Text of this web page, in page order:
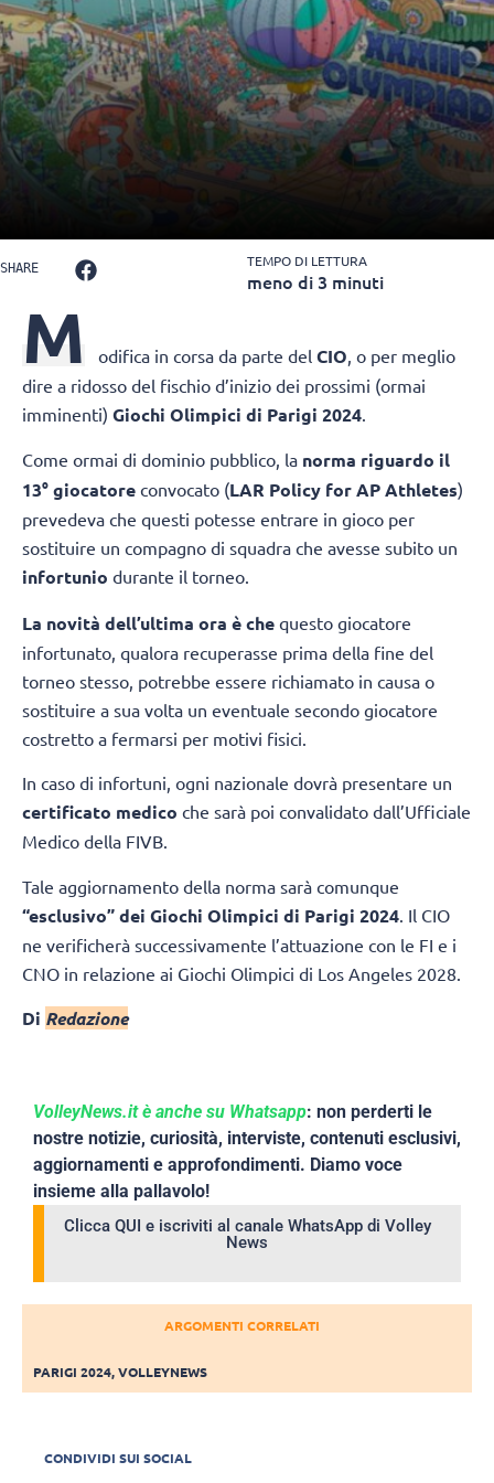
SHARE TEMPO DI LETTURA
meno di 3 minuti
M odifica in corsa da parte del CIO, o per meglio
dire a ridosso del fischio d’inizio dei prossimi (ormai
imminenti) Giochi Olimpici di Parigi 2024.
Come ormai di dominio pubblico, la norma riguardo il
13° giocatore convocato (LAR Policy for AP Athletes)
prevedeva che questi potesse entrare in gioco per
sostituire un compagno di squadra che avesse subito un
infortunio durante il torneo.
La novità dell’ultima ora è che questo giocatore
infortunato, qualora recuperasse prima della fine del
torneo stesso, potrebbe essere richiamato in causa o
sostituire a sua volta un eventuale secondo giocatore
costretto a fermarsi per motivi fisici.
In caso di infortuni, ogni nazionale dovrà presentare un
certificato medico che sarà poi convalidato dall’Ufficiale
Medico della FIVB.
Tale aggiornamento della norma sarà comunque
“esclusivo” dei Giochi Olimpici di Parigi 2024 . Il CIO
ne verificherà successivamente l’attuazione con le FI e i
CNO in relazione ai Giochi Olimpici di Los Angeles 2028.
Di Redazione
VolleyNews.it è anche su Whatsapp: non perderti le
nostre notizie, curiosità, interviste, contenuti esclusivi,
aggiornamenti e approfondimenti. Diamo voce
insieme alla pallavolo!
Clicca QUI e iscriviti al canale WhatsApp di Volley
News
ARGOMENTI CORRELATI
PARIGI 2024,VOLLEYNEWS
CONDIVIDI SUI SOCIAL